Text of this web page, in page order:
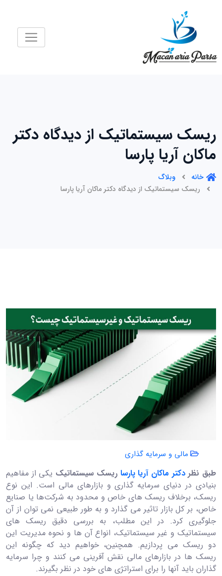
ریسک سیستماتیک از دیدگاه دکتر
ماکان آریا پارسا
خانه
وبلاگ
ریسک سیستماتیک از دیدگاه دکتر ماکان آریا پارسا
مالی و سرمایه گذاری
طبق نظردکتر ماکان آریا پارسا ریسک سیستماتیک یکی از مفاهیم
بنیادی در دنیای سرمایه ‌گذاری و بازارهای مالی است. این نوع
ریسک، برخلاف ریسک ‌های خاص و محدود به شرکت‌ها یا صنایع
خاص، بر کل بازار تاثیر می ‌گذارد و به ‌طور طبیعی نمی ‌توان از آن
جلوگیری کرد. در این مطلب، به بررسی دقیق ریسک های
سیستماتیک و غیر سیستماتیک، انواع آن ها و نحوه مدیریت این
دو ریسک می ‌پردازیم. همچنین، خواهیم دید که چگونه این
ریسک ها در بازارهای مالی نقش ‌آفرینی می ‌کنند و چرا سرمایه
‌گذاران باید آنها را برای استراتژی ‌های خود در نظر بگیرند.